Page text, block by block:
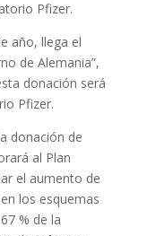
Pfizer.
año, llega el
de Alemania”,
donación será
Pfizer.
donación de
al Plan
el aumento de
los esquemas
% de la